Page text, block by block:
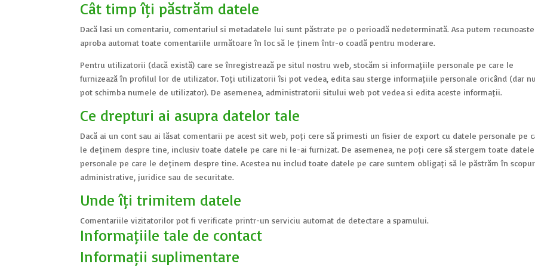
Cât timp îți păstrăm datele
Dacă lași un comentariu, comentariul și metadatele lui sunt păstrate pe o perioadă nedeterminată. Așa putem
aproba automat toate comentariile următoare în loc să le ținem într-o coadă pentru moderare.
Pentru utilizatorii (dacă există) care se înregistrează pe situl nostru web, stocăm și informațiile personale pe care le
furnizează în profilul lor de utilizator. Toți utilizatorii își pot vedea, edita sau șterge informațiile personale oricând (dar
pot schimba numele de utilizator). De asemenea, administratorii sitului web pot vedea și edita aceste informații.
Ce drepturi ai asupra datelor tale
Dacă ai un cont sau ai lăsat comentarii pe acest sit web, poți cere să primești un fișier de export cu datele personale pe
le deținem despre tine, inclusiv toate datele pe care ni le-ai furnizat. De asemenea, ne poți cere să ștergem toate datele
personale pe care le deținem despre tine. Acestea nu includ toate datele pe care suntem obligați să le păstrăm în
administrative, juridice sau de securitate.
Unde îți trimitem datele
Comentariile vizitatorilor pot fi verificate printr-un serviciu automat de detectare a spamului.
Informațiile tale de contact
Informații suplimentare